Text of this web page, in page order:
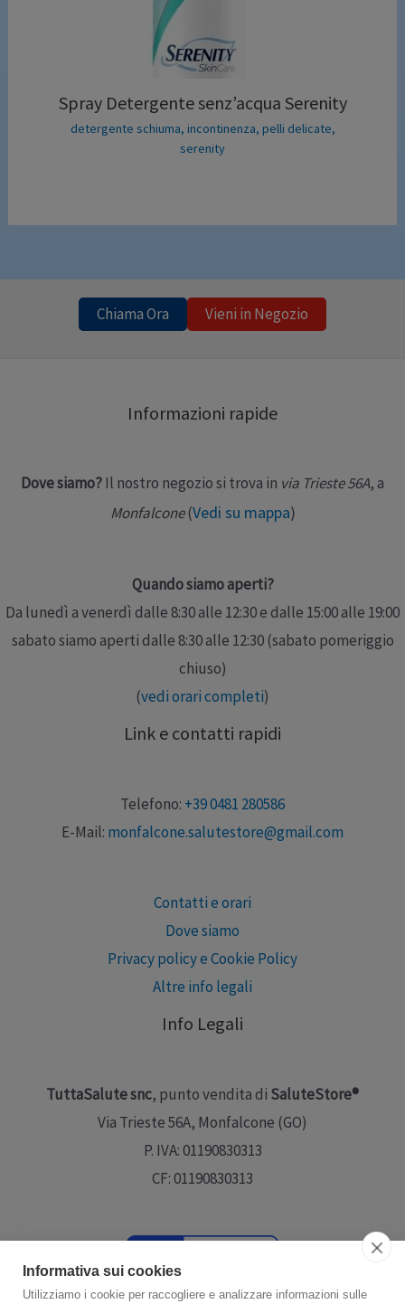
Spray Detergente senz’acqua Serenity
detergente schiuma, incontinenza, pelli delicate,
serenity
Chiama Ora Vieni in Negozio
Informazioni rapide
Dove siamo?Il nostro negozio si trova in via Trieste 56A, a
Monfalcone(Vedi su mappa)
Quando siamo aperti?
Da lunedì a venerdì dalle 8:30 alle 12:30 e dalle 15:00 alle 19:00
sabato siamo aperti dalle 8:30 alle 12:30 (sabato pomeriggio
chiuso)
(vedi orari completi)
Link e contatti rapidi
Telefono: +39 0481 280586
E-Mail: monfalcone.salutestore@gmail.com
Contatti e orari
Dove siamo
Privacy policy e Cookie Policy
Altre info legali
Info Legali
TuttaSalute snc, punto vendita di SaluteStore®
Via Trieste 56A, Monfalcone (GO)
P. IVA: 01190830313
CF: 01190830313
Informativa sui cookies
Utilizziamo i cookie per raccogliere e analizzare informazioni sulle